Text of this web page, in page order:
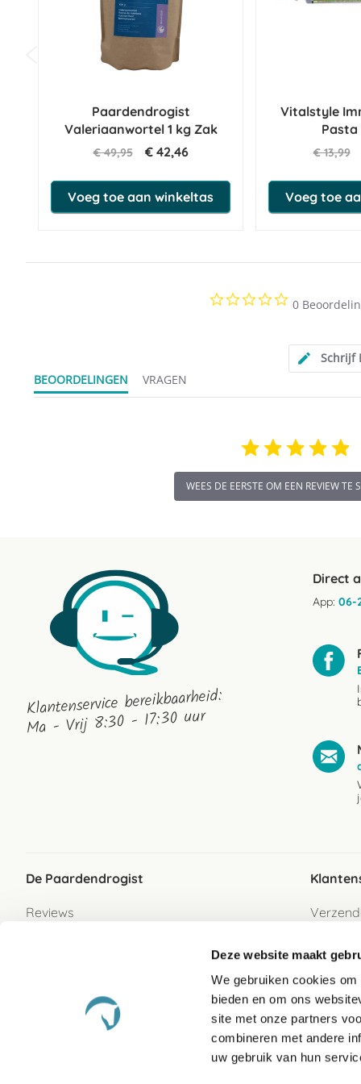
Deze website maakt
We gebruiken cookies
bieden en om ons
site met onze partners
combineren met andere
uw gebruik van hun
Paardendrogist
Valeriaanwortel 1 kg Zak
€ 49,95 € 42,46
Voeg toe aan winkeltas
Vitalstyle
Pasta
€ 13,99
Voeg toe
0.0
star
0
Schrijf
BEOORDELINGEN
VRAGEN
WEES DE EERSTE OM EEN REVIEW TE
Klantenservice bereikbaarheid:
Ma - Vrij 8:30 - 17:30 uur
Direct
App: 06-
De Paardendrogist
Reviews
Retour
Retour
Garantie